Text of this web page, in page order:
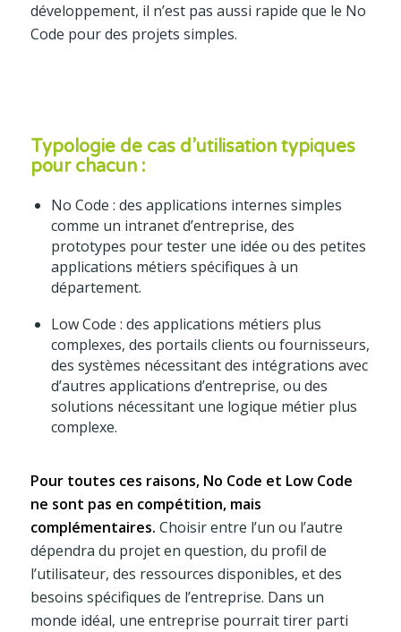
développement, il n’est pas aussi rapide que le No
Code pour des projets simples.
Typologie de cas d’utilisation typiques
pour chacun :
No Code : des applications internes simples
comme un intranet d’entreprise, des
prototypes pour tester une idée ou des petites
applications métiers spécifiques à un
département.
Low Code : des applications métiers plus
complexes, des portails clients ou fournisseurs,
des systèmes nécessitant des intégrations avec
d’autres applications d’entreprise, ou des
solutions nécessitant une logique métier plus
complexe.
Pour toutes ces raisons, No Code et Low Code
ne sont pas en compétition, mais
complémentaires. Choisir entre l’un ou l’autre
dépendra du projet en question, du profil de
l’utilisateur, des ressources disponibles, et des
besoins spécifiques de l’entreprise. Dans un
monde idéal, une entreprise pourrait tirer parti